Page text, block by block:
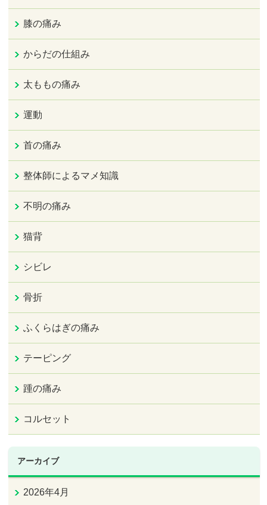
膝の痛み
からだの仕組み
太ももの痛み
運動
首の痛み
整体師によるマメ知識
不明の痛み
猫背
シビレ
骨折
ふくらはぎの痛み
テーピング
踵の痛み
コルセット
アーカイブ
2026年4月